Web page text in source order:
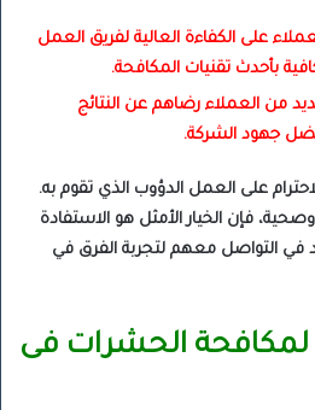
على الكفاءة العالية لفريق العمل
بأحدث تقنيات المكافحة.
من العملاء رضاهم عن النتائج
جهود الشركة.
على العمل الدؤوب الذي تقوم به.
فإن الخيار الأمثل هو الاستفادة
في التواصل معهم لتجربة الفرق في
لمكافحة الحشرات فى